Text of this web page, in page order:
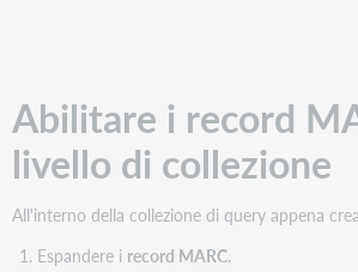
Abilitare i record
livello di collezione
All'interno della collezione di query appena
Espandere i record MARC.